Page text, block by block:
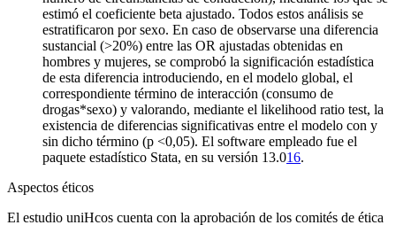
estimó el coeficiente beta ajustado. Todos estos análisis se
estratificaron por sexo. En caso de observarse una diferencia
sustancial (>20%) entre las OR ajustadas obtenidas en
hombres y mujeres, se comprobó la significación estadística
de esta diferencia introduciendo, en el modelo global, el
correspondiente término de interacción (consumo de
drogas*sexo) y valorando, mediante el likelihood ratio test, la
existencia de diferencias significativas entre el modelo con y
sin dicho término (p <0,05). El software empleado fue el
paquete estadístico Stata, en su versión 13.016.
Aspectos éticos
El estudio uniHcos cuenta con la aprobación de los comités de ética